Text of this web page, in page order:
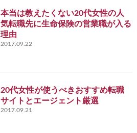
本当は教えたくない20代女性の人
気転職先に生命保険の営業職が入る
理由
2017.09.22
20代女性が使うべきおすすめ転職
サイトとエージェント厳選
2017.09.21